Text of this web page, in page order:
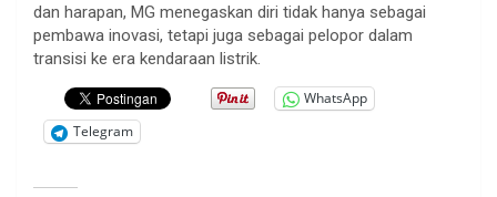
dan harapan, MG menegaskan diri tidak hanya sebagai
pembawa inovasi, tetapi juga sebagai pelopor dalam
transisi ke era kendaraan listrik.
WhatsApp
Telegram